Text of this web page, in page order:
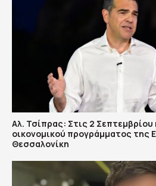
Αλ. Τσίπρας: Στις 2
οικονομικού προγράμματος της
Θεσσαλονίκη